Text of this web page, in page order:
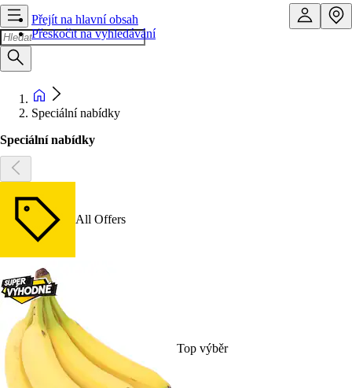
Přejít na hlavní obsah
Přeskočit na vyhledávání
Speciální nabídky
Speciální nabídky
All Offers
Top výběr